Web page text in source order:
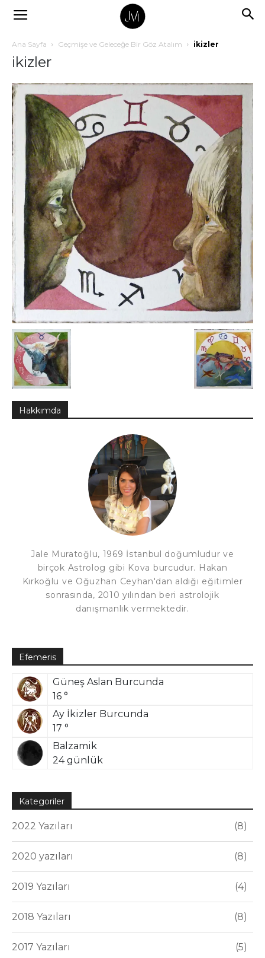
Ana Sayfa Geçmişe ve Geleceğe Bir Göz Atalım ikizler
ikizler
Hakkımda
Jale Muratoğlu, 1969 İstanbul doğumludur ve
birçok Astrolog gibi Kova burcudur. Hakan
Kırkoğlu ve Oğuzhan Ceyhan'dan aldığı eğitimler
sonrasında, 2010 yılından beri astrolojik
danışmanlık vermektedir.
Efemeris
Güneş Aslan Burcunda
16 °
Ay İkizler Burcunda
17 °
Balzamik
24 günlük
Kategoriler
2022 Yazıları 8
2020 yazıları 8
2019 Yazıları 4
2018 Yazıları 8
2017 Yazıları 5